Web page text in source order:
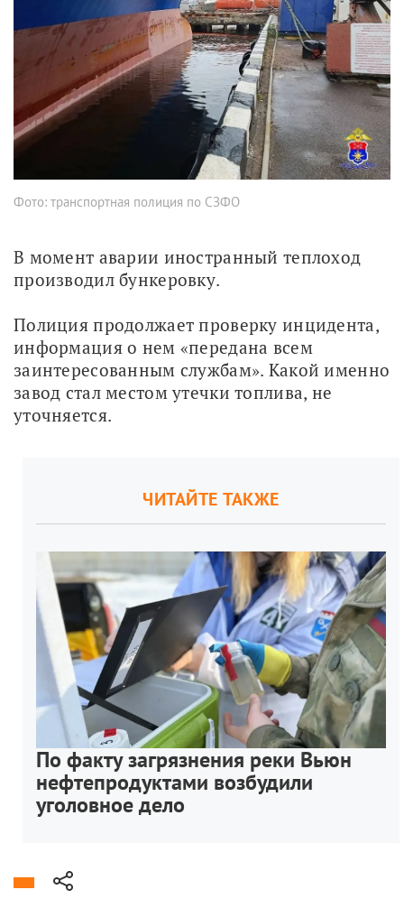
Фото: транспортная полиция по СЗФО
В момент аварии иностранный теплоход
производил бункеровку.
Полиция продолжает проверку инцидента,
информация о нем «передана всем
заинтересованным службам». Какой именно
завод стал местом утечки топлива, не
уточняется.
ЧИТАЙТЕ ТАКЖЕ
По факту загрязнения реки Вьюн
нефтепродуктами возбудили
уголовное дело